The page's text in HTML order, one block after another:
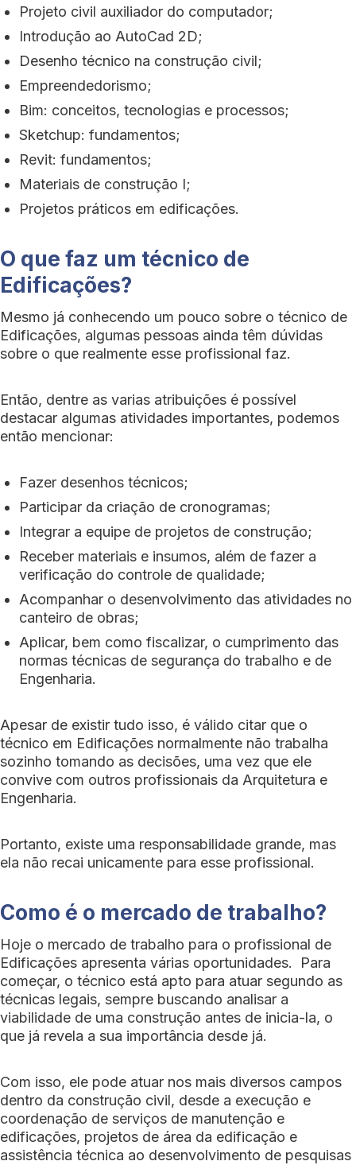
Projeto civil auxiliador do computador;
Introdução ao AutoCad 2D;
Desenho técnico na construção civil;
Empreendedorismo;
Bim: conceitos, tecnologias e processos;
Sketchup: fundamentos;
Revit: fundamentos;
Materiais de construção I;
Projetos práticos em edificações.
O que faz um técnico de
Edificações?
Mesmo já conhecendo um pouco sobre o técnico de
Edificações, algumas pessoas ainda têm dúvidas
sobre o que realmente esse profissional faz.
Então, dentre as varias atribuições é possível
destacar algumas atividades importantes, podemos
então mencionar:
Fazer desenhos técnicos;
Participar da criação de cronogramas;
Integrar a equipe de projetos de construção;
Receber materiais e insumos, além de fazer a
verificação do controle de qualidade;
Acompanhar o desenvolvimento das atividades no
canteiro de obras;
Aplicar, bem como fiscalizar, o cumprimento das
normas técnicas de segurança do trabalho e de
Engenharia.
Apesar de existir tudo isso, é válido citar que o
técnico em Edificações normalmente não trabalha
sozinho tomando as decisões, uma vez que ele
convive com outros profissionais da Arquitetura e
Engenharia.
Portanto, existe uma responsabilidade grande, mas
ela não recai unicamente para esse profissional.
Como é o mercado de trabalho?
Hoje o mercado de trabalho para o profissional de
Edificações apresenta várias oportunidades. Para
começar, o técnico está apto para atuar segundo as
técnicas legais, sempre buscando analisar a
viabilidade de uma construção antes de inicia-la, o
que já revela a sua importância desde já.
Com isso, ele pode atuar nos mais diversos campos
dentro da construção civil, desde a execução e
coordenação de serviços de manutenção e
edificações, projetos de área da edificação e
assistência técnica ao desenvolvimento de pesquisas